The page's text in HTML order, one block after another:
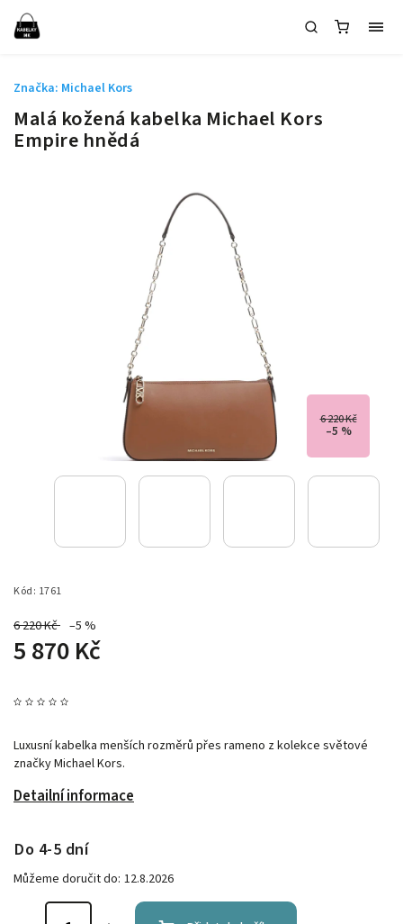
Malá kožená kabelka Michael Kors
Empire hnědá
6 220 Kč
–5 %
Kód: 1761
6 220 Kč –5 %
5 870 Kč
Luxusní kabelka menších rozměrů přes rameno z kolekce světové
značky Michael Kors.
Detailní informace
Značka: Michael Kors
Do 4-5 dní
Můžeme doručit do: 12.8.2026